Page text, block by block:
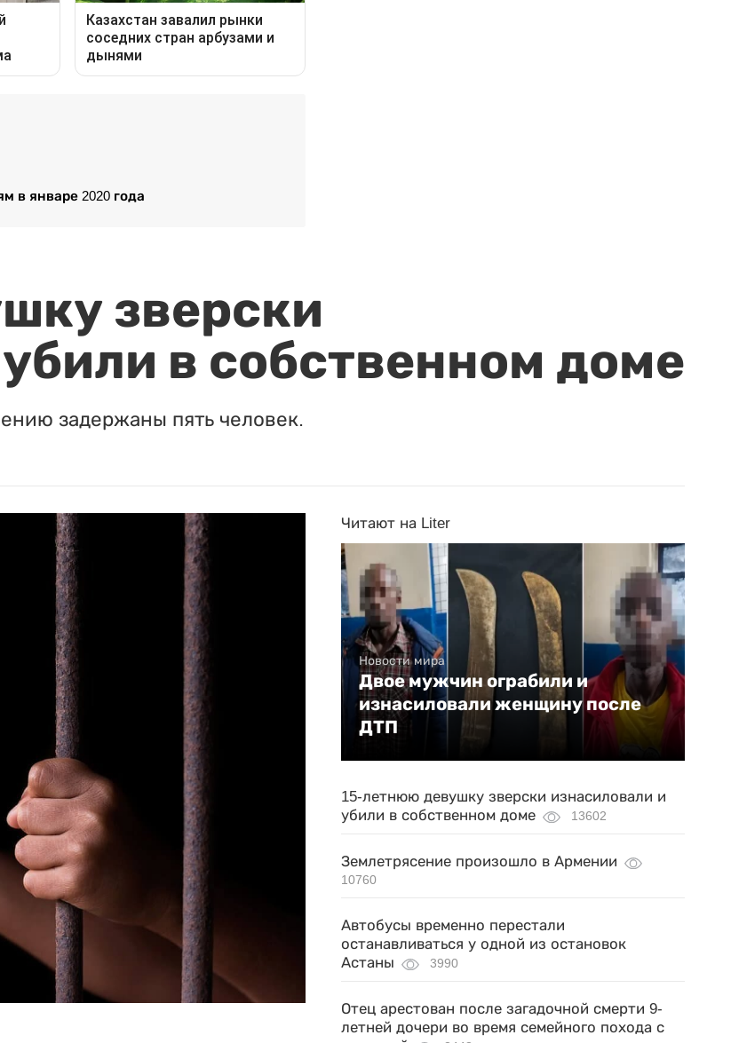
в январе 2020 года
зверски
в собственном доме
задержаны пять человек.
Читают на Liter
Новости мира
Двое мужчин ограбили и
изнасиловали женщину после
ДТП
15-летнюю девушку зверски изнасиловали и
убили в собственном доме
13602
Землетрясение произошло в Армении
10760
Автобусы временно перестали
останавливаться у одной из остановок
Астаны
3990
Отец арестован после загадочной смерти 9-
летней дочери во время семейного похода с